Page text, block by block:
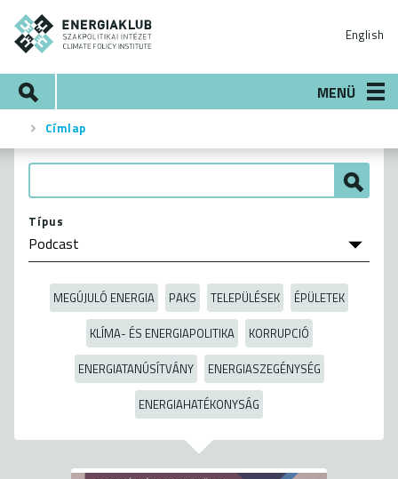
Ugrás
tartalomra
English
MENÜ
Morzsa
Címlap
Típus
MEGÚJULÓ ENERGIA PAKS TELEPÜLÉSEK
ÉPÜLETEK
KLÍMA- ÉS ENERGIAPOLITIKA
KORRUPCIÓ
ENERGIATANÚSÍTVÁNY
ENERGIASZEGÉNYSÉG
ENERGIAHATÉKONYSÁG